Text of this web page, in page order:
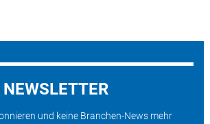
NEWSLETTER
und keine Branchen-News mehr